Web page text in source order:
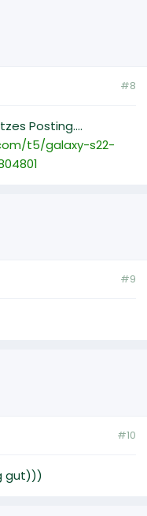
#8
Posting....
t5/galaxy-s22-
#9
#10
gut)))